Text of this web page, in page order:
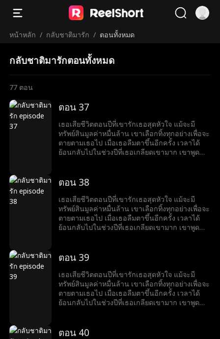
หน้าหลัก / กลับชาติมารัก / ตอนทั้งหมด
กลับชาติมารักตอนทั้งหมด
77 ตอน
ตอน 37
เธอเสียชีวิตตอนปีที่เขารักเธอสุดหัวใจ แม้จะมี
ทรัพย์สินมูลค่าหมื่นล้าน เขาเลือกทิ้งทุกอย่างเพื่อจะ
ตายตามเธอไป เมื่อเธอลืมตาขึ้นอีกครั้ง เวลาได้
ย้อนกลับไปในช่วงปีที่เธอเกลียดเขามาก เขาพูด
ตอน 38
เธอเสียชีวิตตอนปีที่เขารักเธอสุดหัวใจ แม้จะมี
ทรัพย์สินมูลค่าหมื่นล้าน เขาเลือกทิ้งทุกอย่างเพื่อจะ
ตายตามเธอไป เมื่อเธอลืมตาขึ้นอีกครั้ง เวลาได้
ย้อนกลับไปในช่วงปีที่เธอเกลียดเขามาก เขาพูด
ตอน 39
เธอเสียชีวิตตอนปีที่เขารักเธอสุดหัวใจ แม้จะมี
ทรัพย์สินมูลค่าหมื่นล้าน เขาเลือกทิ้งทุกอย่างเพื่อจะ
ตายตามเธอไป เมื่อเธอลืมตาขึ้นอีกครั้ง เวลาได้
ย้อนกลับไปในช่วงปีที่เธอเกลียดเขามาก เขาพูด
ตอน 40